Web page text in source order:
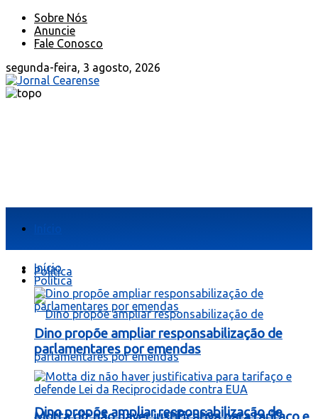
Sobre Nós
Anuncie
Fale Conosco
segunda-feira, 3 agosto, 2026
Política
Dino propõe ampliar responsabilização de
Início
Política
Dino propõe ampliar responsabilização de
parlamentares por emendas